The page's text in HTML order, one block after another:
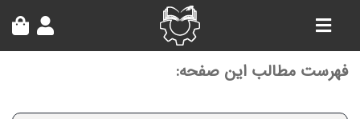
کنترلر
صفحه‌بندی
فهرست مطالب این صفحه: